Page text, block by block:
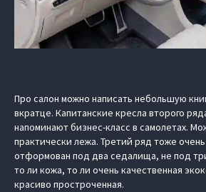
Про салон можно написать небольшую
вкратце. Капитанские кресла второго
напоминают бизнес-класс в самолетах.
практически лежа. Третий ряд тоже
отформован под два седалища, не под
то ли кожа, то ли очень качественная
красиво простроченная.